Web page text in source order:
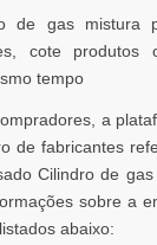
de gas mistura
cote
tempo
a
de fabricantes
Cilindro de
sobre a
abaixo: